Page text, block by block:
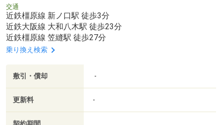
交通
近鉄橿原線 新ノ口駅 徒歩3分
近鉄大阪線 大和八木駅 徒歩23分
近鉄橿原線 笠縫駅 徒歩27分
乗り換え検索
敷引・償却 -
更新料 -